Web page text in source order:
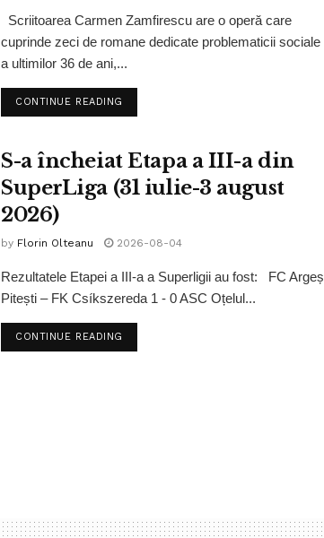
Scriitoarea Carmen Zamfirescu are o operă care
cuprinde zeci de romane dedicate problematicii sociale
a ultimilor 36 de ani,...
CONTINUE READING
S-a încheiat Etapa a III-a din
SuperLiga (31 iulie-3 august
2026)
by Florin Olteanu 2026-08-04
Rezultatele Etapei a III-a a Superligii au fost: FC Argeș
Pitești – FK Csíkszereda 1 - 0 ASC Oțelul...
CONTINUE READING